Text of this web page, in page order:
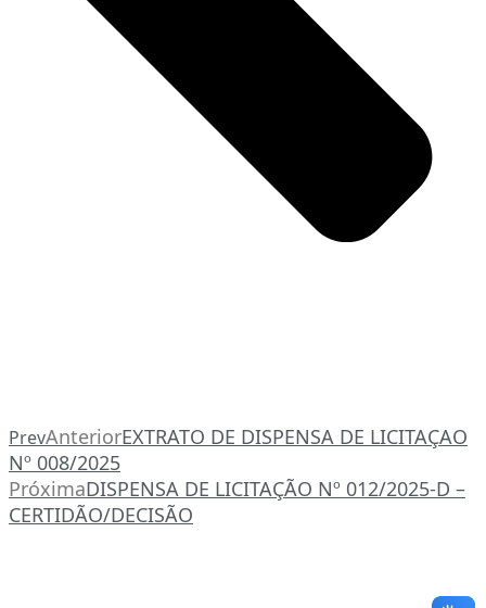
PrevAnteriorEXTRATO DE DISPENSA DE LICITAÇAO
Nº 008/2025
PróximaDISPENSA DE LICITAÇÃO Nº 012/2025-D –
CERTIDÃO/DECISÃO